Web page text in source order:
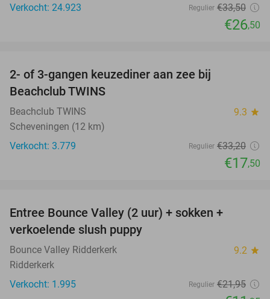
Verkocht: 24.923
Regulier €33,50
€26,50
2- of 3-gangen keuzediner aan zee bij
Beachclub TWINS
Beachclub TWINS 9.3 star
Scheveningen (12 km)
Verkocht: 3.779
Regulier €33,20
€17,50
Entree Bounce Valley (2 uur) + sokken +
verkoelende slush puppy
Bounce Valley Ridderkerk 9.2 star
Ridderkerk
Verkocht: 1.995
Regulier €21,95